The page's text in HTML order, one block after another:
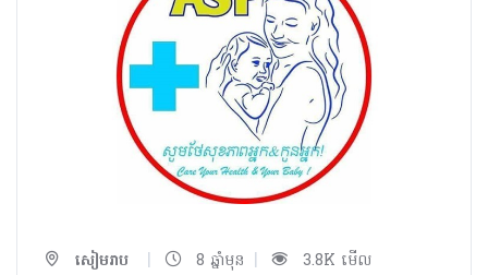
សៀមរាប | 8 ឆ្នាំមុន | 3.8K មើល